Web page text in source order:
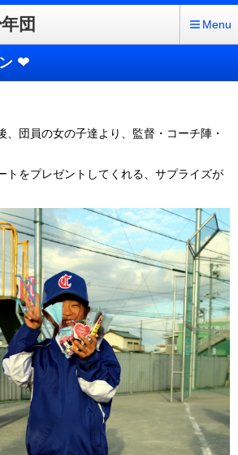
団 Menu
❤
、団員の女の子達より、監督・コーチ陣・
トをプレゼントしてくれる、サプライズが